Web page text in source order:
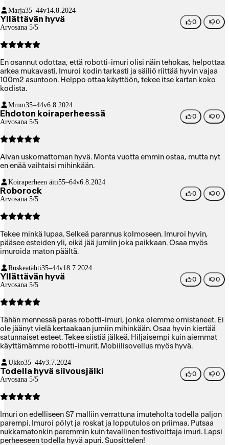
kynnyksistä tai ahtaista paikoista. Helppo käyttää. Ainut miinus
tulee siitä, ettei kotona ole kiinteää nettiä ja ihan kaikki
ominaisuudet ei ole ilman sitä käytettävissä. Tätä netin tarvetta en
toimii.
Marja35–44v14.8.2024
Yllättävän hyvä
Arvosana 5/5
0 0
En osannut odottaa, että robotti-imuri olisi näin tehokas, helpottaa
arkea mukavasti. Imuroi kodin tarkasti ja säiliö riittää hyvin vajaa
100m2 asuntoon. Helppo ottaa käyttöön, tekee itse kartan koko
kodista.
Mmm35–44v6.8.2024
Ehdoton koiraperheessä
Arvosana 5/5
0 0
Aivan uskomattoman hyvä. Monta vuotta emmin ostaa, mutta nyt
en enää vaihtaisi mihinkään.
Koiraperheen äiti55–64v6.8.2024
Roborock
Arvosana 5/5
0 0
Tekee minkä lupaa. Selkeä parannus kolmoseen. Imuroi hyvin,
pääsee esteiden yli, eikä jää jumiin joka paikkaan. Osaa myös
imuroida maton päältä.
Ruskeatähti35–44v18.7.2024
Yllättävän hyvä
Arvosana 5/5
0 0
Tähän mennessä paras robotti-imuri, jonka olemme omistaneet. Ei
ole jäänyt vielä kertaakaan jumiin mihinkään. Osaa hyvin kiertää
satunnaiset esteet. Tekee siistiä jälkeä. Hiljaisempi kuin aiemmat
käyttämämme robotti-imurit. Mobiilisovellus myös hyvä.
Ukko35–44v3.7.2024
Todella hyvä siivousjälki
Arvosana 5/5
0 0
Imuri on edelliseen S7 malliin verrattuna imuteholta todella paljon
parempi. Imuroi pölyt ja roskat ja lopputulos on priimaa. Putsaa
nukkamatonkin paremmin kuin tavallinen testivoittaja imuri. Lapsi
perheeseen todella hyvä apuri. Suosittelen!